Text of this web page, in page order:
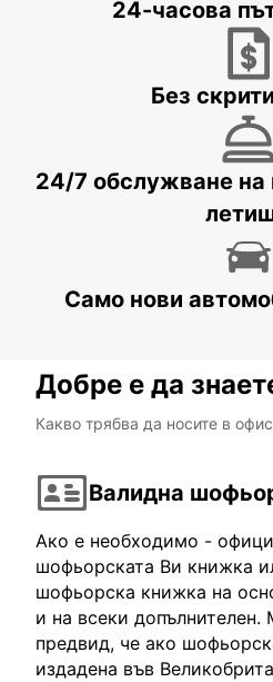
LARNACA - CYPRUS
24-часова
Без
24/7 обслужване на
Само нови
Добре е да
Какво трябва да носите в
Валидна
Ако е необходимо -
шофьорската Ви книжка
шофьорска книжка на
и на всеки
предвид, че ако
издадена във